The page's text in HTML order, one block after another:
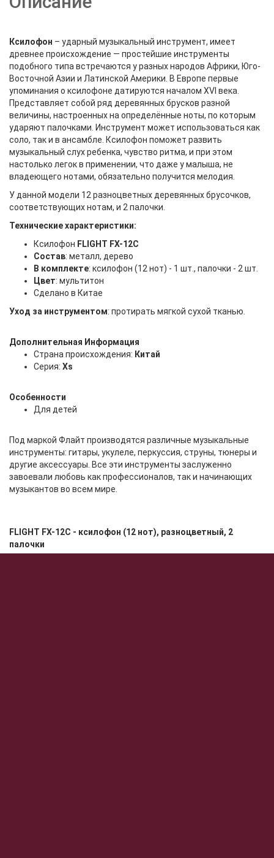
Ксилофон – ударный музыкальный инструмент, имеет
древнее происхождение — простейшие инструменты
подобного типа встречаются у разных народов Африки, Юго-
Восточной Азии и Латинской Америки. В Европе первые
упоминания о ксилофоне датируются началом XVI века.
Представляет собой ряд деревянных брусков разной
величины, настроенных на определённые ноты, по которым
ударяют палочками. Инструмент может использоваться как
соло, так и в ансамбле. Ксилофон поможет развить
музыкальный слух ребенка, чувство ритма, и при этом
настолько легок в применении, что даже у малыша, не
владеющего нотами, обязательно получится мелодия.
У данной модели 12 разноцветных деревянных брусочков,
соответствующих нотам, и 2 палочки.
Технические характеристики:
Ксилофон FLIGHT FX-12С
Состав: металл, дерево
В комплекте: ксилофон (12 нот) - 1 шт., палочки - 2 шт.
Цвет: мультитон
Сделано в Китае
Уход за инструментом: протирать мягкой сухой тканью.
Дополнительная Информация
Страна происхождения: Китай
Серия: Xs
Особенности
Для детей
Под маркой Флайт производятся различные музыкальные
инструменты: гитары, укулеле, перкуссия, струны, тюнеры и
другие аксессуары. Все эти инструменты заслуженно
завоевали любовь как профессионалов, так и начинающих
музыкантов во всем мире.
FLIGHT FX-12C - ксилофон (12 нот), разноцветный, 2
палочки